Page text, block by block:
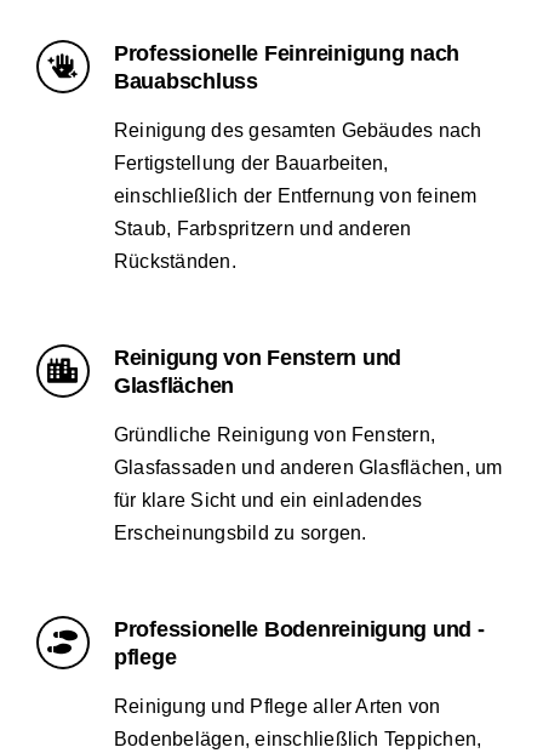
Professionelle Feinreinigung nach
Bauabschluss
Reinigung des gesamten Gebäudes nach
Fertigstellung der Bauarbeiten,
einschließlich der Entfernung von feinem
Staub, Farbspritzern und anderen
Rückständen.
Reinigung von Fenstern und
Glasflächen
Gründliche Reinigung von Fenstern,
Glasfassaden und anderen Glasflächen, um
für klare Sicht und ein einladendes
Erscheinungsbild zu sorgen.
Professionelle Bodenreinigung und -
pflege
Reinigung und Pflege aller Arten von
Bodenbelägen, einschließlich Teppichen,